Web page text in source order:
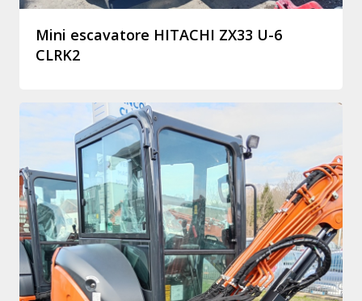
Mini escavatore HITACHI ZX33 U-6
CLRK2